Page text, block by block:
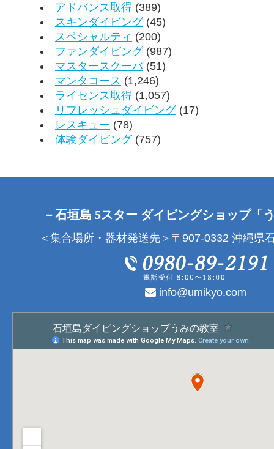
アドバンス取得 (389)
スキンダイビング(45)
スペシャルティ (200)
ファンダイビング(987)
マスタースクーバ(51)
マンタコース (1,246)
ライセンス取得 (1,057)
リフレッシュダイビング(17)
レスキュー (78)
体験ダイビング(757)
－石垣島 5スター ダイビングショップ「
＜集合場所・器材発送先＞〒907-0332 沖縄県
info@umikyo.com